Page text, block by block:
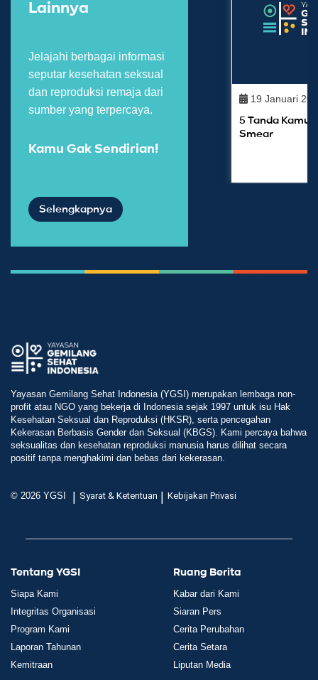
Lainnya
Jelajahi berbagai informasi
seputar kesehatan seksual
dan reproduksi remaja dari
sumber yang terpercaya.
Kamu Gak Sendirian!
Selengkapnya
19 Januari
5 Tanda Kamu
Smear
Yayasan Gemilang Sehat Indonesia (YGSI) merupakan lembaga non-
profit atau NGO yang bekerja di Indonesia sejak 1997 untuk isu Hak
Kesehatan Seksual dan Reproduksi (HKSR), serta pencegahan
Kekerasan Berbasis Gender dan Seksual (KBGS). Kami percaya bahwa
seksualitas dan kesehatan reproduksi manusia harus dilihat secara
positif tanpa menghakimi dan bebas dari kekerasan.
© 2026 YGSI | Syarat & Ketentuan | Kebijakan Privasi
Tentang YGSI
Siapa Kami
Integritas Organisasi
Program Kami
Laporan Tahunan
Kemitraan
Ruang Berita
Kabar dari Kami
Siaran Pers
Cerita Perubahan
Cerita Setara
Liputan Media